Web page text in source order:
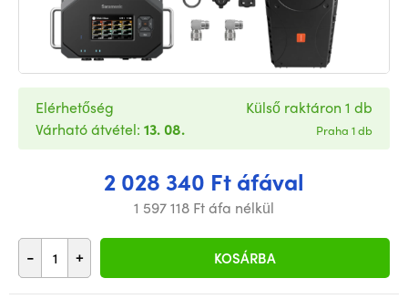
2 028 340 Ft áfával
1 597 118 Ft áfa nélkül
- + KOSÁRBA
Elérhetőség
Várható átvétel: 13. 08.
Külső raktáron 1 db
Praha 1 db